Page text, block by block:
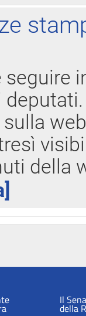
seguire
della
Il
della